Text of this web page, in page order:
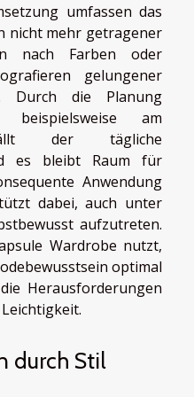
umfassen das
nicht mehr getragener
nach Farben oder
gelungener
Durch die Planung
beispielsweise am
der tägliche
es bleibt Raum für
Anwendung
dabei, auch unter
aufzutreten.
Wardrobe nutzt,
optimal
Herausforderungen
durch Stil